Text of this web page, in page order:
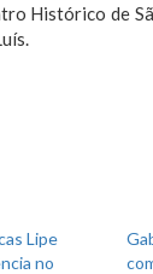
Histórico de
Lipe
no